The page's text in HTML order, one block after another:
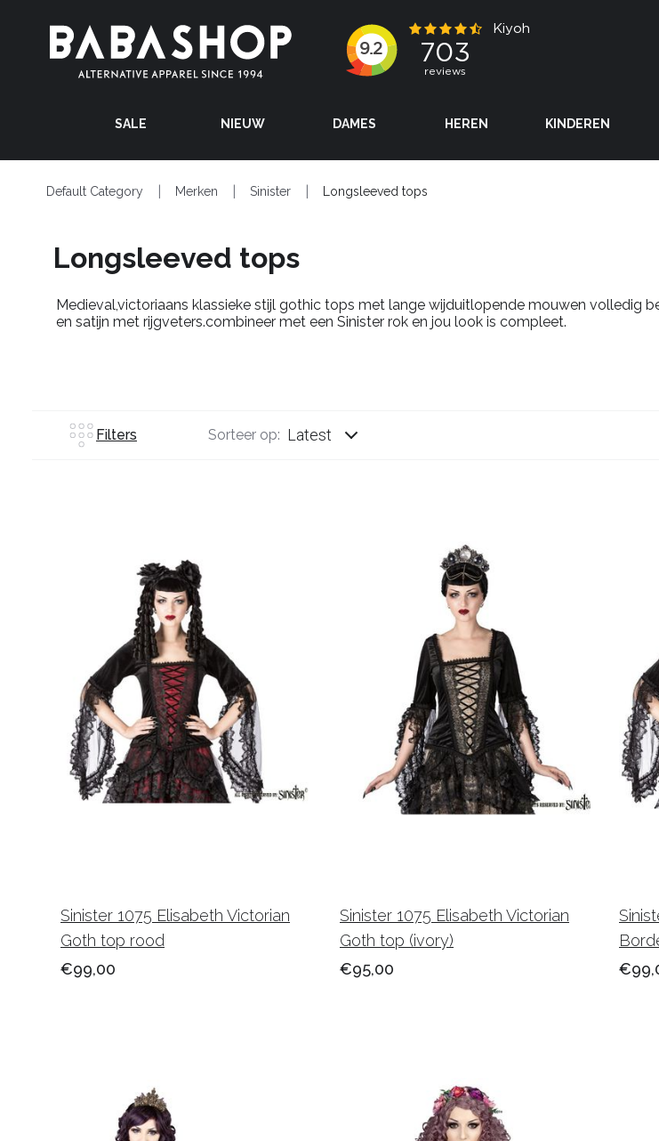
SALE NIEUW DAMES HEREN KINDEREN
Default Category Merken Sinister Longsleeved tops
Longsleeved tops
Medieval,victoriaans klassieke stijl gothic tops met lange wijduitlopende mouwen volledig
en satijn met rijgveters.combineer met een Sinister rok en jou look is compleet.
Filters Sorteer op: Latest
Sinister 1075 Elisabeth Victorian
Goth top rood
€99,00
Sinister 1075 Elisabeth Victorian
Goth top (ivory)
€95,00